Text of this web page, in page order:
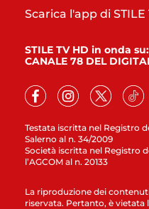
Testata iscritta nel Registro
Salerno al n. 34/2009
Società iscritta nel Registro
l’AGCOM al n. 20133
Scarica l'app di STILE
STILE TV HD in onda su:
CANALE 78 DEL
La riproduzione dei
riservata. Pertanto, è vietata